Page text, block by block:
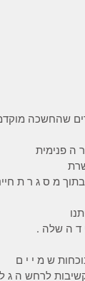
שהחשכה
ה פנימית
מ ס ג ר ת
ד ה שלה .
ש מ י י ם
לרחש ה ג